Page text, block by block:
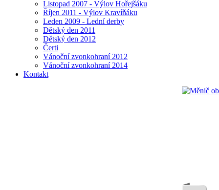
Listopad 2007 - Výlov Hořejšáku
Říjen 2011 - Výlov Kravíňáku
Leden 2009 - Lední derby
Dětský den 2011
Dětský den 2012
Čerti
Vánoční zvonkohraní 2012
Vánoční zvonkohraní 2014
Kontakt